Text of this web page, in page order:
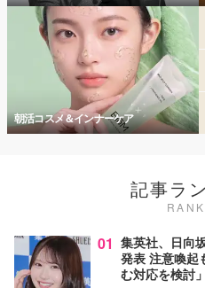
朝活コスメ＆インナーケア
記事ラ
01 集英社、日向
発表 注意喚起
む対応を検討」